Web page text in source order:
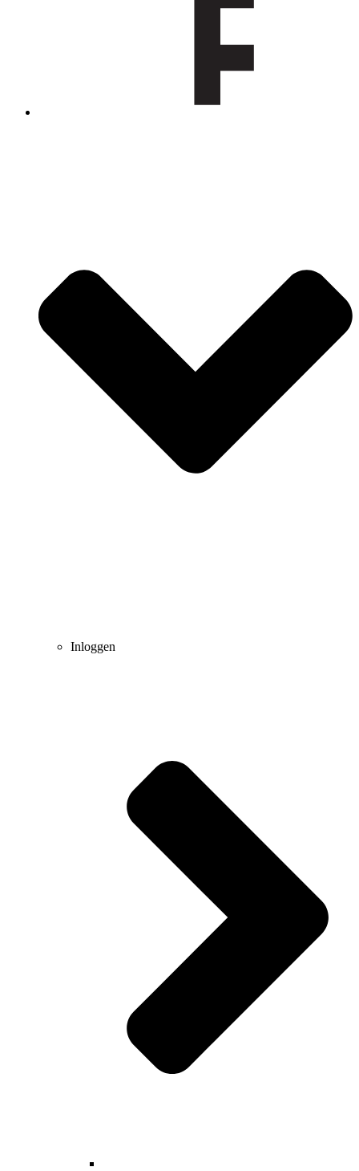
Inloggen